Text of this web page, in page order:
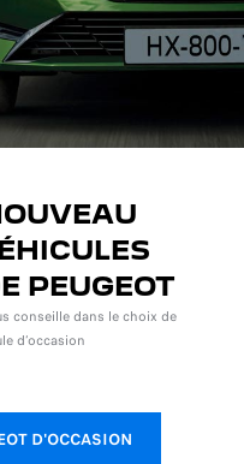
PEUGEOT
conseille dans le choix de
d’occasion.
D'OCCASION